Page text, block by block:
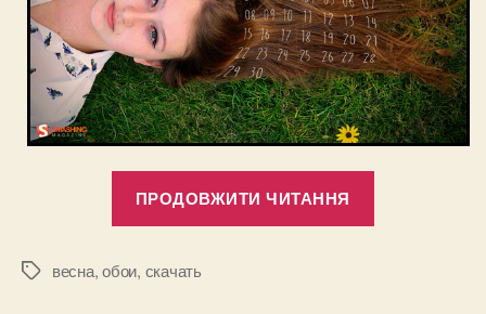
ПРОДОВЖИТИ ЧИТАННЯ
Позначки
весна,обои, скачать